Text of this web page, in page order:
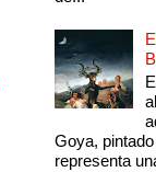
Goya,
representa